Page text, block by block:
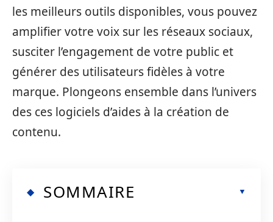
les meilleurs outils disponibles, vous pouvez
amplifier votre voix sur les réseaux sociaux,
susciter l’engagement de votre public et
générer des utilisateurs fidèles à votre
marque. Plongeons ensemble dans l’univers
des ces logiciels d’aides à la création de
contenu.
SOMMAIRE